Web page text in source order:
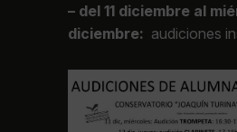
– del 11 diciembre al
diciembre: audiciones